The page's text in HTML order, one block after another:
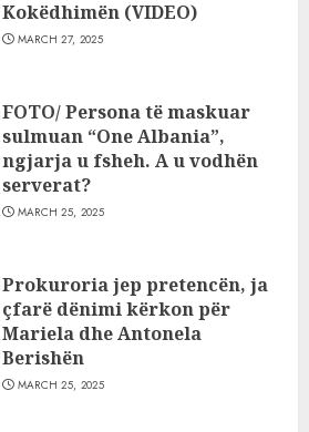
Kokëdhimën (VIDEO)
MARCH 27, 2025
FOTO/ Persona të maskuar
sulmuan “One Albania”,
ngjarja u fsheh. A u vodhën
serverat?
MARCH 25, 2025
Prokuroria jep pretencën, ja
çfarë dënimi kërkon për
Mariela dhe Antonela
Berishën
MARCH 25, 2025